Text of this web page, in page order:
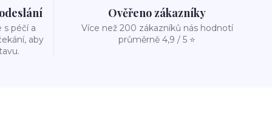
s péčí a
aby
Ověřeno zákazníky
Více než 200 zákazníků nás hodnotí
průměrně 4,9 / 5 ⭐